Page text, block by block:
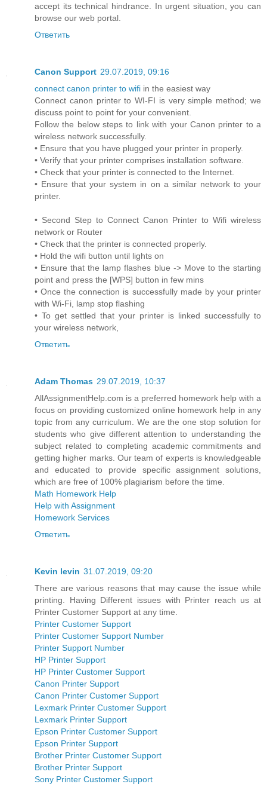
accept its technical hindrance. In urgent situation, you can
browse our web portal.
Ответить
Canon Support 29.07.2019, 09:16
connect canon printer to wifi in the easiest way
Connect canon printer to WI-FI is very simple method; we
discuss point to point for your convenient.
Follow the below steps to link with your Canon printer to a
wireless network successfully.
• Ensure that you have plugged your printer in properly.
• Verify that your printer comprises installation software.
• Check that your printer is connected to the Internet.
• Ensure that your system in on a similar network to your
printer.
• Second Step to Connect Canon Printer to Wifi wireless
network or Router
• Check that the printer is connected properly.
• Hold the wifi button until lights on
• Ensure that the lamp flashes blue -> Move to the starting
point and press the [WPS] button in few mins
• Once the connection is successfully made by your printer
with Wi-Fi, lamp stop flashing
• To get settled that your printer is linked successfully to
your wireless network,
Ответить
Adam Thomas 29.07.2019, 10:37
AllAssignmentHelp.com is a preferred homework help with a
focus on providing customized online homework help in any
topic from any curriculum. We are the one stop solution for
students who give different attention to understanding the
subject related to completing academic commitments and
getting higher marks. Our team of experts is knowledgeable
and educated to provide specific assignment solutions,
which are free of 100% plagiarism before the time.
Math Homework Help
Help with Assignment
Homework Services
Ответить
Kevin levin 31.07.2019, 09:20
There are various reasons that may cause the issue while
printing. Having Different issues with Printer reach us at
Printer Customer Support at any time.
Printer Customer Support
Printer Customer Support Number
Printer Support Number
HP Printer Support
HP Printer Customer Support
Canon Printer Support
Canon Printer Customer Support
Lexmark Printer Customer Support
Lexmark Printer Support
Epson Printer Customer Support
Epson Printer Support
Brother Printer Customer Support
Brother Printer Support
Sony Printer Customer Support